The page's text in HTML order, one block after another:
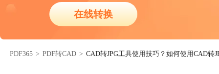
在线转换
PDF365 > PDF转CAD > CAD转JPG工具使用技巧？如何使用CAD转